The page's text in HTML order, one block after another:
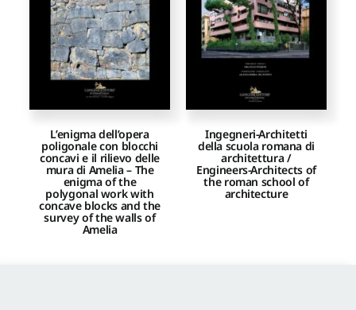
L’enigma dell’opera
poligonale con blocchi
concavi e il rilievo delle
mura di Amelia – The
enigma of the
polygonal work with
concave blocks and the
survey of the walls of
Amelia
Ingegneri-Architetti
della scuola romana di
architettura /
Engineers-Architects of
the roman school of
architecture